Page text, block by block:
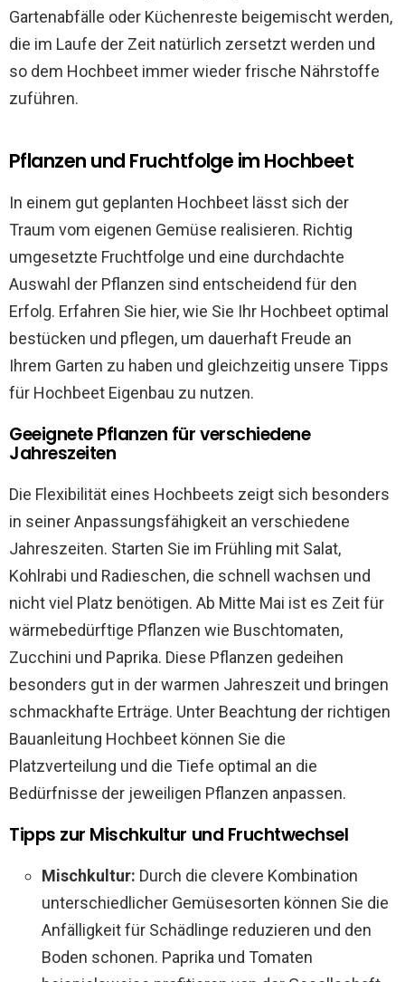
Gartenabfälle oder Küchenreste beigemischt werden,
die im Laufe der Zeit natürlich zersetzt werden und
so dem Hochbeet immer wieder frische Nährstoffe
zuführen.
Pflanzen und Fruchtfolge im Hochbeet
In einem gut geplanten Hochbeet lässt sich der
Traum vom eigenen Gemüse realisieren. Richtig
umgesetzte Fruchtfolge und eine durchdachte
Auswahl der Pflanzen sind entscheidend für den
Erfolg. Erfahren Sie hier, wie Sie Ihr Hochbeet optimal
bestücken und pflegen, um dauerhaft Freude an
Ihrem Garten zu haben und gleichzeitig unsere Tipps
für Hochbeet Eigenbau zu nutzen.
Geeignete Pflanzen für verschiedene
Jahreszeiten
Die Flexibilität eines Hochbeets zeigt sich besonders
in seiner Anpassungsfähigkeit an verschiedene
Jahreszeiten. Starten Sie im Frühling mit Salat,
Kohlrabi und Radieschen, die schnell wachsen und
nicht viel Platz benötigen. Ab Mitte Mai ist es Zeit für
wärmebedürftige Pflanzen wie Buschtomaten,
Zucchini und Paprika. Diese Pflanzen gedeihen
besonders gut in der warmen Jahreszeit und bringen
schmackhafte Erträge. Unter Beachtung der richtigen
Bauanleitung Hochbeet können Sie die
Platzverteilung und die Tiefe optimal an die
Bedürfnisse der jeweiligen Pflanzen anpassen.
Tipps zur Mischkultur und Fruchtwechsel
Mischkultur: Durch die clevere Kombination
unterschiedlicher Gemüsesorten können Sie die
Anfälligkeit für Schädlinge reduzieren und den
Boden schonen. Paprika und Tomaten